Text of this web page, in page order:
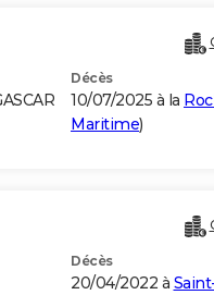
Décès
10/07/2025 à la
Maritime)
Décès
20/04/2022 à